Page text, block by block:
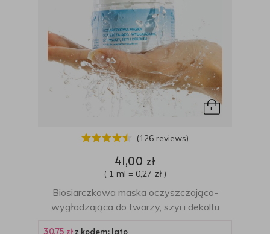
(126 reviews)
41,00 zł
( 1 ml = 0,27 zł )
Biosiarczkowa maska oczyszczająco-
wygładzająca do twarzy, szyi i dekoltu
30,75 złz kodem: lato